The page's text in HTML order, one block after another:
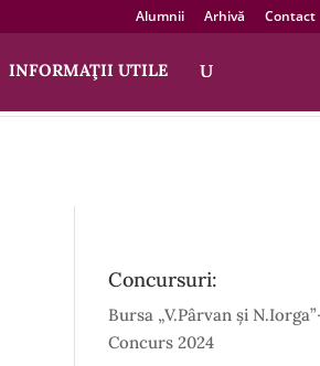
Alumnii Arhivă Contact
INFORMAŢII UTILE
Concursuri:
Bursa „V.Pârvan și
Concurs 2024